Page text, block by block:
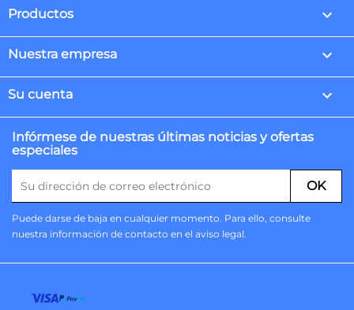
Productos 
Nuestra empresa 
Su cuenta 
Infórmese de nuestras últimas noticias y ofertas
especiales
Puede darse de baja en cualquier momento. Para ello, consulte
nuestra información de contacto en el aviso legal.